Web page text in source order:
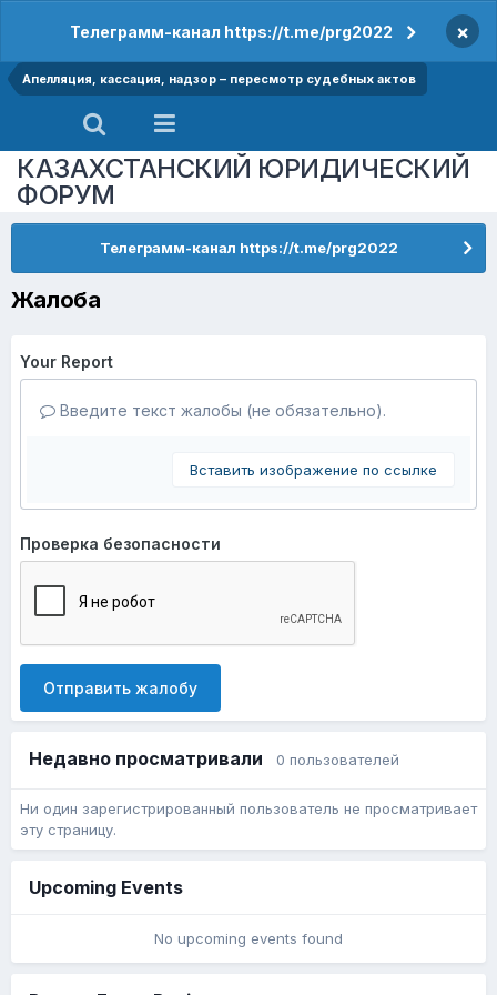
Телеграмм-канал https://t.me/prg2022 ×
Апелляция, кассация, надзор – пересмотр судебных актов
КАЗАХСТАНСКИЙ ЮРИДИЧЕСКИЙ
ФОРУМ
Телеграмм-канал https://t.me/prg2022
Жалоба
Your Report
Введите текст жалобы (не обязательно).
Вставить изображение по ссылке
Проверка безопасности
Отправить жалобу
Недавно просматривали 0 пользователей
Ни один зарегистрированный пользователь не просматривает
эту страницу.
Upcoming Events
No upcoming events found